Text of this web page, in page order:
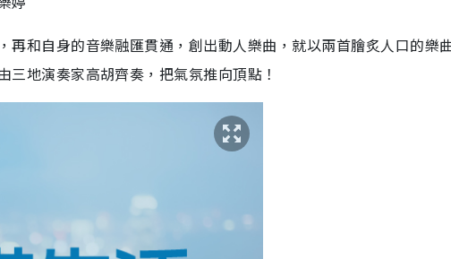
再和自身的音樂融匯貫通，創出動人樂曲，就以兩首膾炙人口的樂
地演奏家高胡齊奏，把氣氛推向頂點！